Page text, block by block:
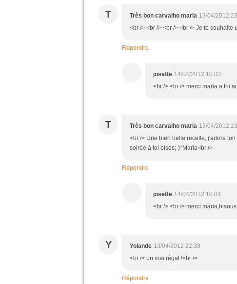
T Très bon carvalho maria 13/04/2012
<br /> <br /> <br /> <br /> Je te souhaite
Répondre
josette 14/04/2012 10:03
<br /> <br /> merci maria a toi
T Très bon carvalho maria 13/04/2012
<br /> Une bien belle recette, j'adore
soirée à toi bises;-)*Maria<br />
Répondre
josette 14/04/2012 10:04
<br /> <br /> merci
Y Yolande 13/04/2012 22:39
<br /> un vrai régal !<br />
Répondre